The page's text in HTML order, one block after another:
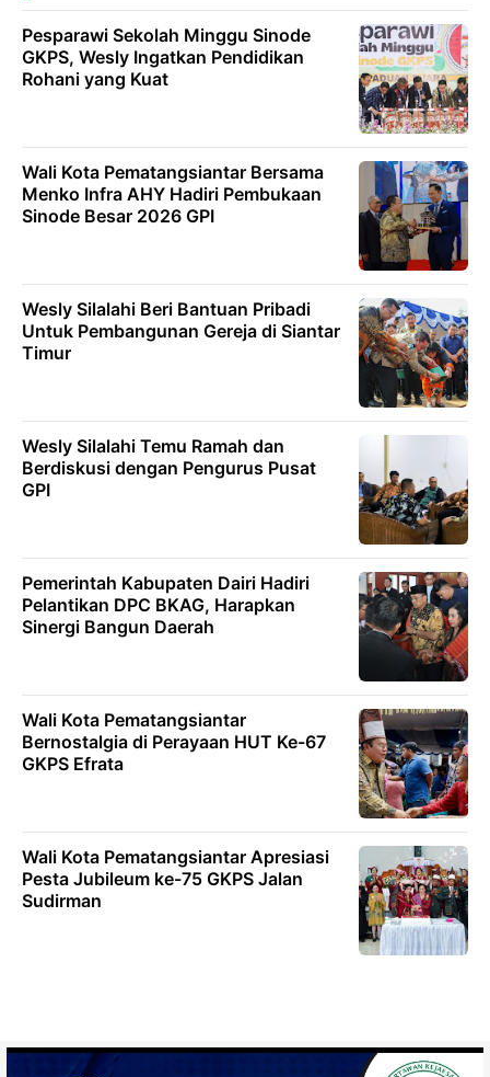
Pesparawi Sekolah Minggu Sinode
GKPS, Wesly Ingatkan Pendidikan
Rohani yang Kuat
Wali Kota Pematangsiantar Bersama
Menko Infra AHY Hadiri Pembukaan
Sinode Besar 2026 GPI
Wesly Silalahi Beri Bantuan Pribadi
Untuk Pembangunan Gereja di Siantar
Timur
Wesly Silalahi Temu Ramah dan
Berdiskusi dengan Pengurus Pusat
GPI
Pemerintah Kabupaten Dairi Hadiri
Pelantikan DPC BKAG, Harapkan
Sinergi Bangun Daerah
Wali Kota Pematangsiantar
Bernostalgia di Perayaan HUT Ke-67
GKPS Efrata
Wali Kota Pematangsiantar Apresiasi
Pesta Jubileum ke-75 GKPS Jalan
Sudirman